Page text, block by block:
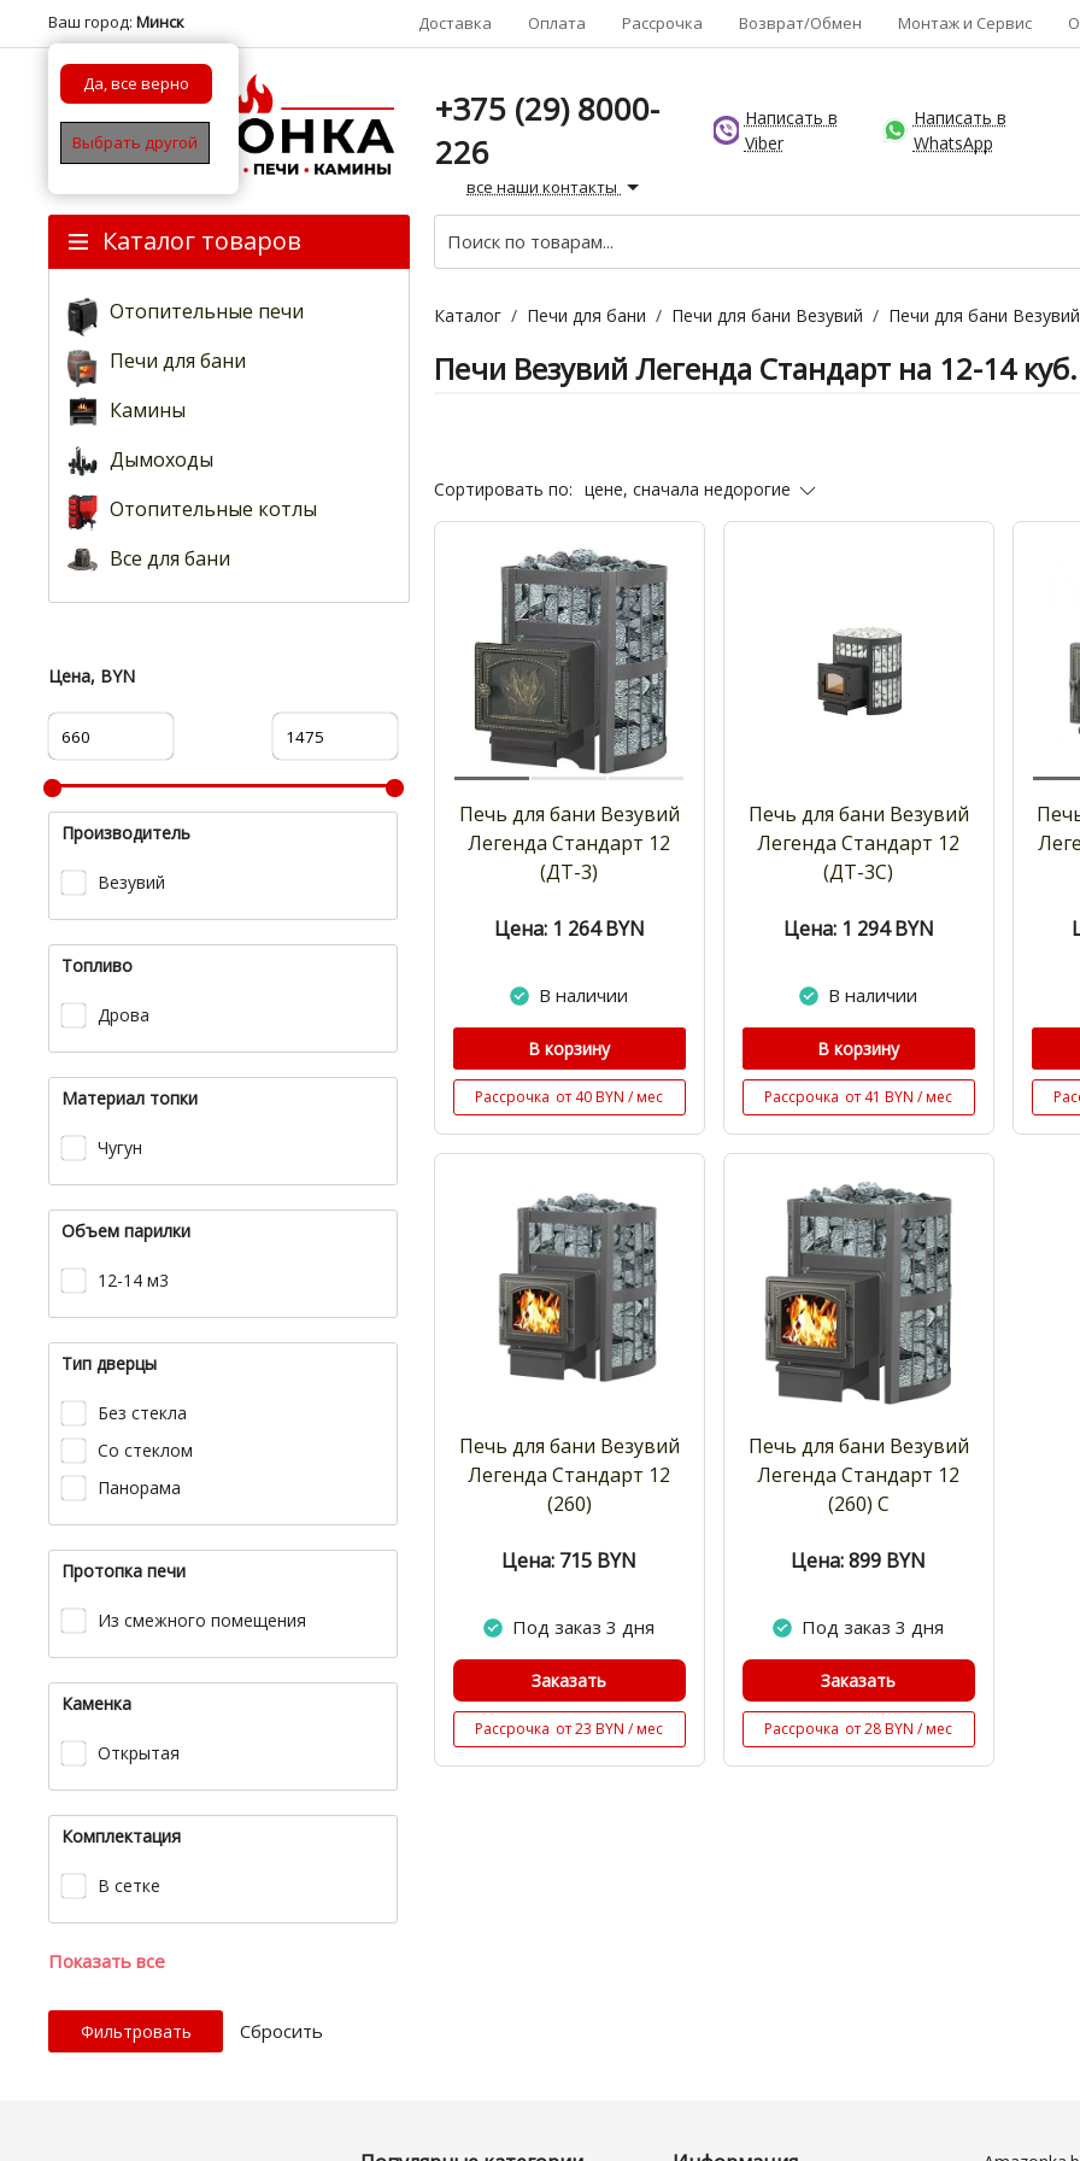
Ваш город: Минск
Да, все верно
Выбрать другой
Доставка Оплата Рассрочка Возврат/Обмен Монтаж и Сервис
+375 (29) 8000-
226
все наши контакты
Написать в
Viber
Написать в
WhatsApp
Каталог товаров
Отопительные печи
Печи для бани
Камины
Дымоходы
Отопительные котлы
Все для бани
Цена, BYN
Производитель
Везувий
Топливо
Дрова
Материал топки
Чугун
Объем парилки
12-14 м3
Тип дверцы
Без стекла
Со стеклом
Панорама
Протопка печи
Из смежного помещения
Каменка
Открытая
Комплектация
В сетке
Показать все
Cбросить
Каталог / Печи для бани / Печи для бани Везувий / Печи для бани
Печи Везувий Легенда Стандарт на 12-14
Сортировать по: цене, сначала недорогие
Печь для бани Везувий
Легенда Стандарт 12
(ДТ-3)
Цена: 1 264 BYN
В наличии
В корзину
Рассрочка от 40 BYN / мес
Печь для бани Везувий
Легенда Стандарт 12
(ДТ-3С)
Цена: 1 294 BYN
В наличии
В корзину
Рассрочка от 41 BYN / мес
Печь для бани Везувий
Легенда Стандарт 12
(260)
Цена: 715 BYN
Под заказ 3 дня
Заказать
Рассрочка от 23 BYN / мес
Печь для бани Везувий
Легенда Стандарт 12
(260) С
Цена: 899 BYN
Под заказ 3 дня
Заказать
Рассрочка от 28 BYN / мес